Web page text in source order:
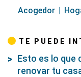
Acogedor
TE PUEDE
Esto es lo que
renovar tu